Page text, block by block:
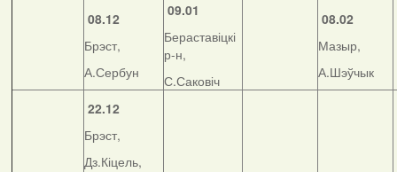
08.12
Брэст,
А.Сербун
09.01
Бераставіцкі
р-н,
С.Саковіч
08.02
Мазыр,
А.Шэўчык
22.12
Брэст,
Дз.Кіцель,